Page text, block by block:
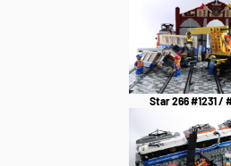
Star 266 #1231 /